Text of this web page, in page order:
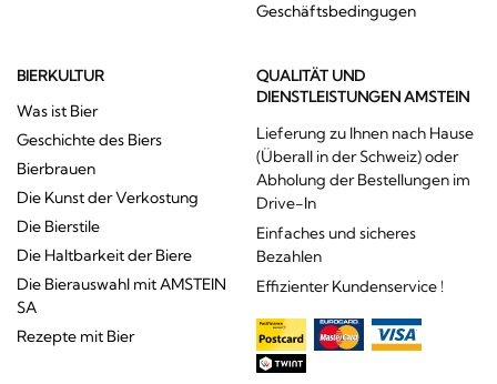
Geschäftsbedingugen
BIERKULTUR
Was ist Bier
Geschichte des Biers
Bierbrauen
Die Kunst der Verkostung
Die Bierstile
Die Haltbarkeit der Biere
Die Bierauswahl mit AMSTEIN
SA
Rezepte mit Bier
QUALITÄT UND
DIENSTLEISTUNGEN AMSTEIN
Lieferung zu Ihnen nach Hause
(Überall in der Schweiz) oder
Abholung der Bestellungen im
Drive-In
Einfaches und sicheres
Bezahlen
Effizienter Kundenservice !